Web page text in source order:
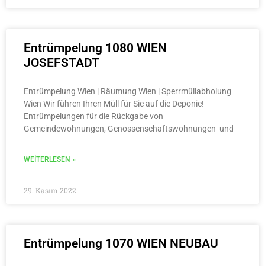
Entrümpelung 1080 WIEN
JOSEFSTADT
Entrümpelung Wien | Räumung Wien | Sperrmüllabholung
Wien Wir führen Ihren Müll für Sie auf die Deponie!
Entrümpelungen für die Rückgabe von
Gemeindewohnungen, Genossenschaftswohnungen und
WEITERLESEN »
29. Kasım 2022
Entrümpelung 1070 WIEN NEUBAU